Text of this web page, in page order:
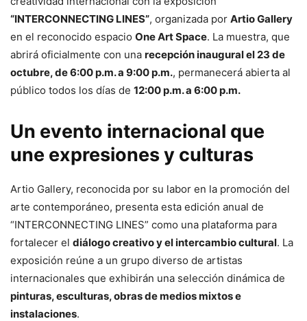
“INTERCONNECTING LINES”, organizada por Artio Gallery
en el reconocido espacio One Art Space. La muestra, que
abrirá oficialmente con una recepción inaugural el 23 de
octubre, de 6:00 p.m. a 9:00 p.m., permanecerá abierta al
público todos los días de 12:00 p.m. a 6:00 p.m.
Un evento internacional que
une expresiones y culturas
Artio Gallery, reconocida por su labor en la promoción del
arte contemporáneo, presenta esta edición anual de
“INTERCONNECTING LINES” como una plataforma para
fortalecer el diálogo creativo y el intercambio cultural. La
exposición reúne a un grupo diverso de artistas
internacionales que exhibirán una selección dinámica de
pinturas, esculturas, obras de medios mixtos e
instalaciones.